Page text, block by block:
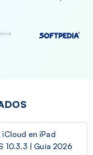
en iPad
10.3.3 | Guía 2026